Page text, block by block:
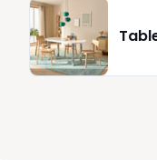
légèreté, nos tables
composer des
se déplacent aisément
Elles soutiennent votre